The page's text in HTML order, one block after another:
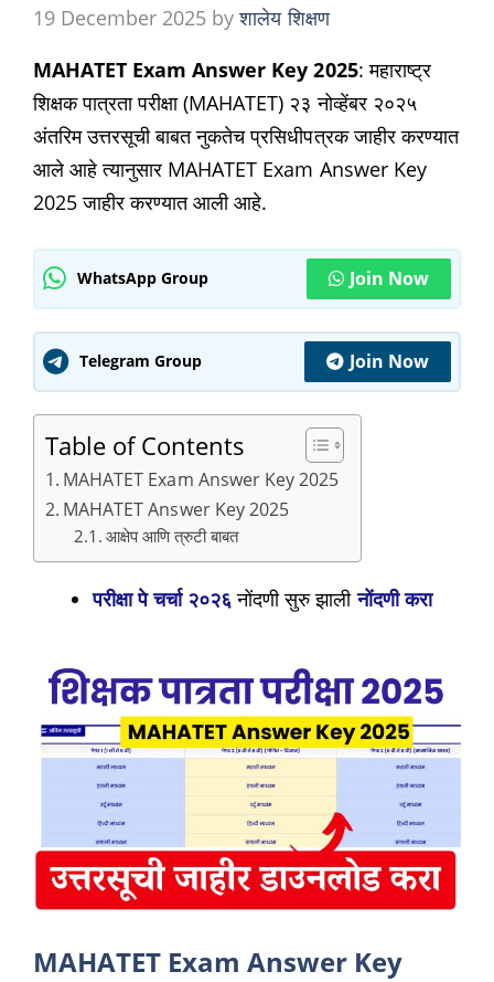
19 December 2025 byशालेय शिक्षण
MAHATET Exam Answer Key 2025: महाराष्ट्र
शिक्षक पात्रता परीक्षा (MAHATET) २३ नोव्हेंबर २०२५
अंतरिम उत्तरसूची बाबत नुकतेच प्रसिधीपत्रक जाहीर करण्यात
आले आहे त्यानुसार MAHATET Exam Answer Key
2025 जाहीर करण्यात आली आहे.
WhatsApp Group Join Now
Telegram Group Join Now
Table of Contents
MAHATET Exam Answer Key 2025
MAHATET Answer Key 2025
आक्षेप आणि त्रुटी बाबत
परीक्षा पे चर्चा २०२६ नोंदणी सुरु झालीनोंदणी करा
MAHATET Exam Answer Key